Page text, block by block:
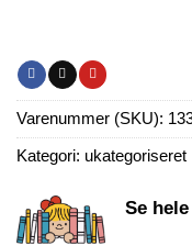
Varenummer (SKU):
Kategori: ukategoriseret
Se